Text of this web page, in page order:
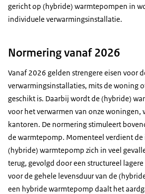
gericht op (hybride) warmtepompen in
individuele verwarmingsinstallatie.
Normering vanaf 2026
Vanaf 2026 gelden strengere eisen voor
verwarmingsinstallaties, mits de woning
geschikt is. Daarbij wordt de (hybride)
voor het verwarmen van onze woningen,
kantoren. De normering stimuleert
de warmtepomp. Momenteel verdient de
(hybride) warmtepomp zich in veel
terug, gevolgd door een structureel
voor de gehele levensduur van de
een hybride warmtepomp daalt het